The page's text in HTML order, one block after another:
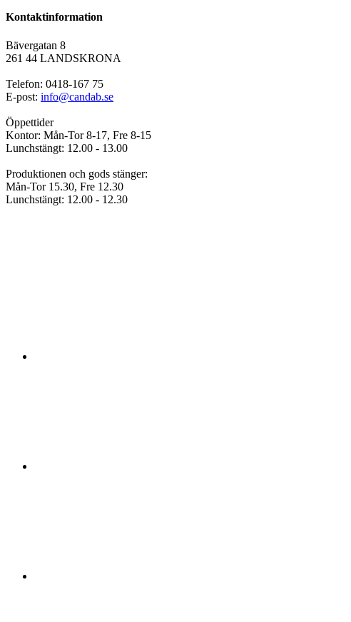
Kontaktinformation
Bävergatan 8
261 44 LANDSKRONA
Telefon: 0418-167 75
E-post: info@candab.se
Öppettider
Kontor: Mån-Tor 8-17, Fre 8-15
Lunchstängt: 12.00 - 13.00
Produktionen och gods stänger:
Mån-Tor 15.30, Fre 12.30
Lunchstängt: 12.00 - 12.30